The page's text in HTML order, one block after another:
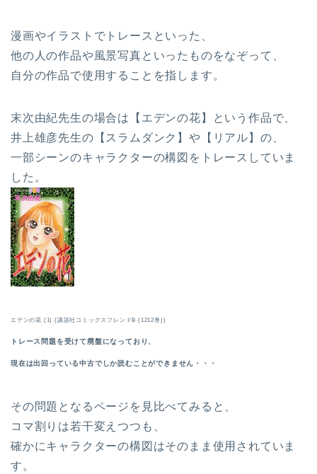
漫画やイラストでトレースといった、
他の人の作品や風景写真といったものをなぞって、
自分の作品で使用することを指します。
末次由紀先生の場合は【エデンの花】という作品で、
井上雄彦先生の【スラムダンク】や【リアル】の、
一部シーンのキャラクターの構図をトレースしていま
した。
エデンの花 (1) (講談社コミックスフレンドB (1212巻))
トレース問題を受けて廃盤になっており、
現在は出回っている中古でしか読むことができません・・・
その問題となるページを見比べてみると、
コマ割りは若干変えつつも、
確かにキャラクターの構図はそのまま使用されていま
す。